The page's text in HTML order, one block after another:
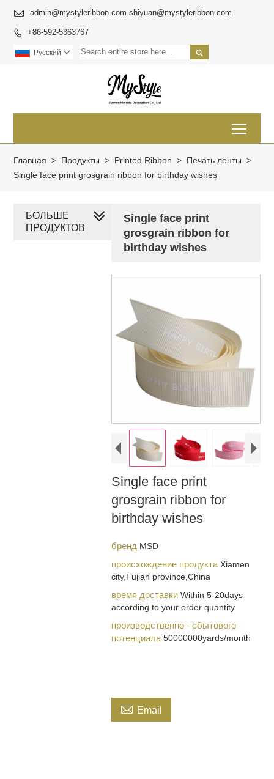
 admin@mystyleribbon.com shiyuan@mystyleribbon.com
 +86-592-5363767

Pусский 
Главная > Продукты > Printed Ribbon > Печать ленты >
Single face print grosgrain ribbon for birthday wishes
Single face print
grosgrain ribbon for
birthday wishes
Single face print
grosgrain ribbon for
birthday wishes
бренд MSD
происхождение продукта Xiamen
city,Fujian province,China
время доставки Within 5-20days
according to your order quantity
производственно - сбытового
потенциала 50000000yards/month
 Email
БОЛЬШЕ
ПРОДУКТОВ